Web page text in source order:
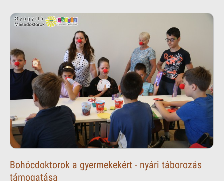
Bohócdoktorok a gyermekekért - nyári táborozás
támogatása